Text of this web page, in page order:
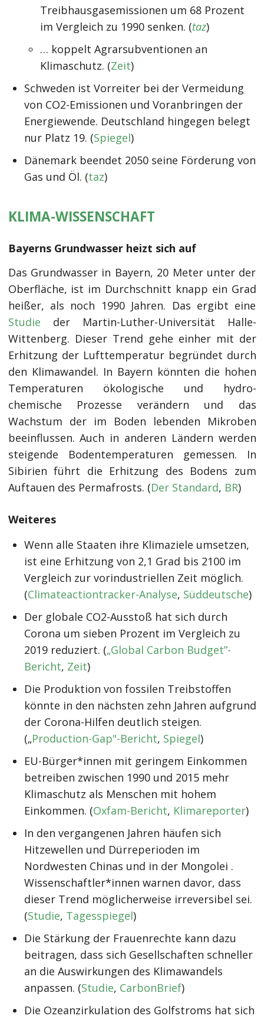
Treibhausgasemissionen um 68 Prozent
im Vergleich zu 1990 senken. (taz)
… koppelt Agrarsubventionen an
Klimaschutz. (Zeit)
Schweden ist Vorreiter bei der Vermeidung
von CO2-Emissionen und Voranbringen der
Energiewende. Deutschland hingegen belegt
nur Platz 19. (Spiegel)
Dänemark beendet 2050 seine Förderung von
Gas und Öl. (taz)
KLIMA-WISSENSCHAFT
Bayerns Grundwasser heizt sich auf
Das Grundwasser in Bayern, 20 Meter unter der
Oberfläche, ist im Durchschnitt knapp ein Grad
heißer, als noch 1990 Jahren. Das ergibt eine
Studie der Martin-Luther-Universität Halle-
Wittenberg. Dieser Trend gehe einher mit der
Erhitzung der Lufttemperatur begründet durch
den Klimawandel. In Bayern könnten die hohen
Temperaturen ökologische und hydro-
chemische Prozesse verändern und das
Wachstum der im Boden lebenden Mikroben
beeinflussen. Auch in anderen Ländern werden
steigende Bodentemperaturen gemessen. In
Sibirien führt die Erhitzung des Bodens zum
Auftauen des Permafrosts. (Der Standard, BR)
Weiteres
Wenn alle Staaten ihre Klimaziele umsetzen,
ist eine Erhitzung von 2,1 Grad bis 2100 im
Vergleich zur vorindustriellen Zeit möglich.
(Climateactiontracker-Analyse, Süddeutsche)
Der globale CO2-Ausstoß hat sich durch
Corona um sieben Prozent im Vergleich zu
2019 reduziert. („Global Carbon Budget”-
Bericht, Zeit)
Die Produktion von fossilen Treibstoffen
könnte in den nächsten zehn Jahren aufgrund
der Corona-Hilfen deutlich steigen.
(„Production-Gap"-Bericht, Spiegel)
EU-Bürger*innen mit geringem Einkommen
betreiben zwischen 1990 und 2015 mehr
Klimaschutz als Menschen mit hohem
Einkommen. (Oxfam-Bericht, Klimareporter)
In den vergangenen Jahren häufen sich
Hitzewellen und Dürreperioden im
Nordwesten Chinas und in der Mongolei .
Wissenschaftler*innen warnen davor, dass
dieser Trend möglicherweise irreversibel sei.
(Studie, Tagesspiegel)
Die Stärkung der Frauenrechte kann dazu
beitragen, dass sich Gesellschaften schneller
an die Auswirkungen des Klimawandels
anpassen. (Studie, CarbonBrief)
Die Ozeanzirkulation des Golfstroms hat sich